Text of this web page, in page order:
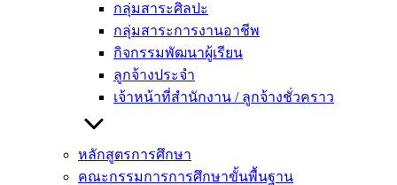
กลุ่มสาระศิลปะ
กลุ่มสาระการงานอาชีพ
กิจกรรมพัฒนาผู้เรียน
ลูกจ้างประจำ
เจ้าหน้าที่สำนักงาน / ลูกจ้างชั่วคราว
หลักสูตรการศึกษา
คณะกรรมการการศึกษาขั้นพื้นฐาน